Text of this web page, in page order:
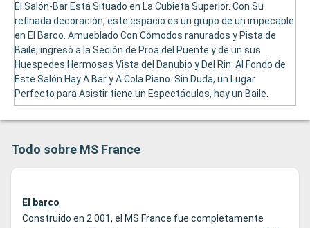
El Salón-Bar Está Situado en La Cubieta Superior. Con Su
refinada decoración, este espacio es un grupo de un impecable
en El Barco. Amueblado Con Cómodos ranurados y Pista de
Baile, ingresó a la Seción de Proa del Puente y de un sus
Huespedes Hermosas Vista del Danubio y Del Rin. Al Fondo de
Este Salón Hay A Bar y A Cola Piano. Sin Duda, un Lugar
Perfecto para Asistir tiene un Espectáculos, hay un Baile.
Todo sobre MS France
El barco
Construido en 2.001, el MS France fue completamente